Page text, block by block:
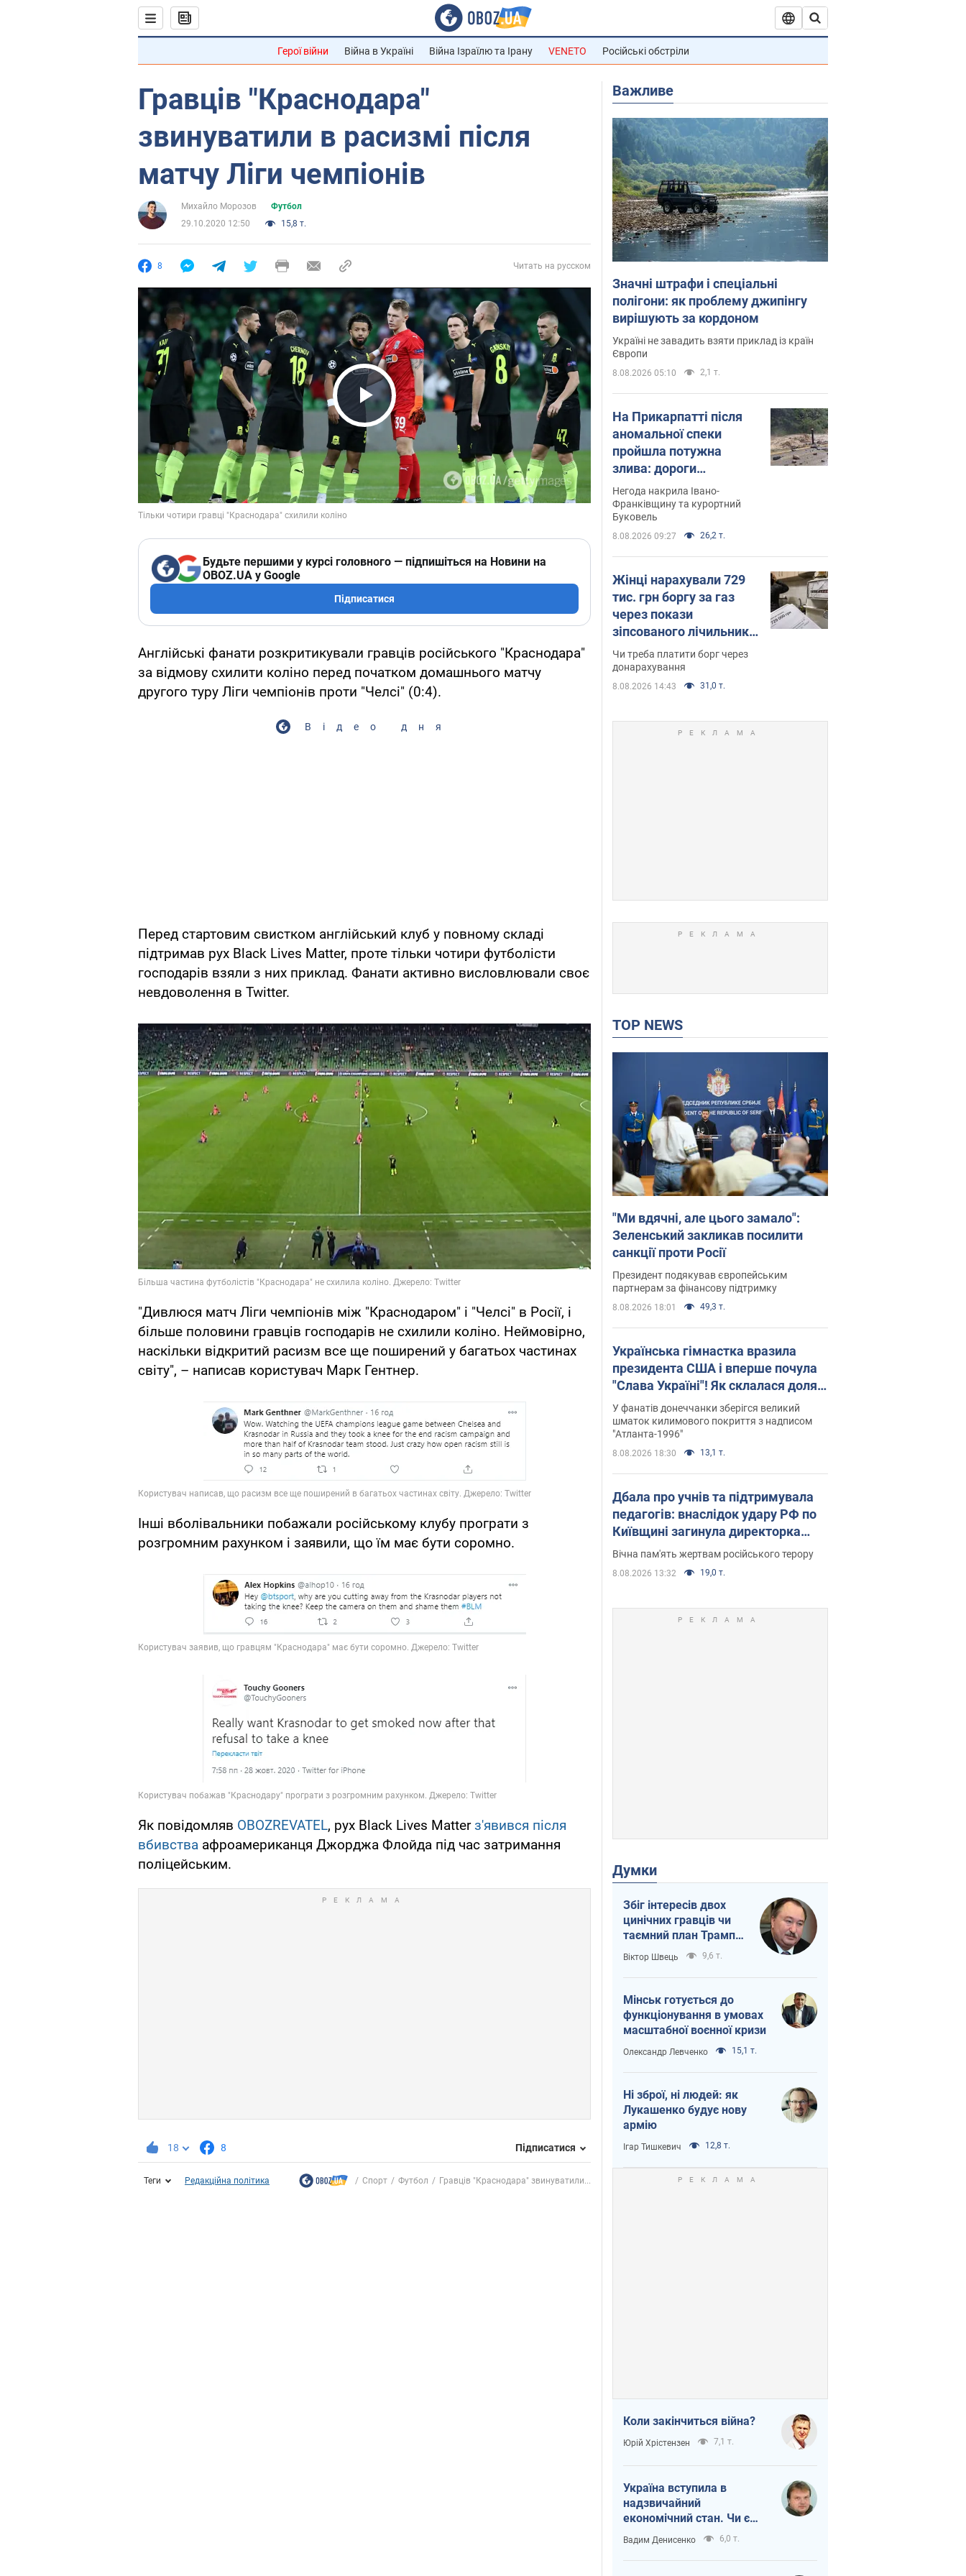
Герої війни Війна в Україні Війна Ізраїлю та Ірану VENETO Російські обстріли
Гравців "Краснодара"
звинуватили в расизмі після
матчу Ліги чемпіонів
Михайло Морозов
Футбол
29.10.2020 12:50
15,8 т.
8 Читать на русском
Play Video
Будьте першими у курсі головного — підпишіться на Новини на
OBOZ.UA у Google
Підписатися
Англійські фанати розкритикували гравців російського "Краснодара"
за відмову схилити коліно перед початком домашнього матчу
другого туру Ліги чемпіонів проти "Челсі" (0:4).
Відео дня
Перед стартовим свистком англійський клуб у повному складі
підтримав рух Black Lives Matter, проте тільки чотири футболісти
господарів взяли з них приклад. Фанати активно висловлювали своє
невдоволення в Twitter.
"Дивлюся матч Ліги чемпіонів між "Краснодаром" і "Челсі" в Росії, і
більше половини гравців господарів не схилили коліно. Неймовірно,
наскільки відкритий расизм все ще поширений у багатьох частинах
світу", – написав користувач Марк Гентнер.
Інші вболівальники побажали російському клубу програти з
розгромним рахунком і заявили, що їм має бути соромно.
Як повідомляв OBOZREVATEL, рух Black Lives Matterз'явився після
вбивства афроамериканця Джорджа Флойда під час затримання
поліцейським.
18 8 Підписатися
Теги Редакційна політика Спорт Футбол Гравців "Краснодара" звинуватили...
Важливе
Значні штрафи і спеціальні
полігони: як проблему джипінгу
вирішують за кордоном
Україні не завадить взяти приклад із країн
Європи
8.08.2026 05:10 2,1 т.
На Прикарпатті після
аномальної спеки
пройшла потужна
злива: дороги
перетворились на
річки. Відео
Негода накрила Івано-
Франківщину та курортний
Буковель
8.08.2026 09:27 26,2 т.
Жінці нарахували 729
тис. грн боргу за газ
через покази
зіпсованого лічильника:
суддя ухвалив
неочікуване рішення
Чи треба платити борг через
донарахування
8.08.2026 14:43 31,0 т.
TOP NEWS
"Ми вдячні, але цього замало":
Зеленський закликав посилити
санкції проти Росії
Президент подякував європейським
партнерам за фінансову підтримку
8.08.2026 18:01 49,3 т.
Українська гімнастка вразила
президента США і вперше почула
"Слава Україні"! Як склалася доля
Подкопаєвої, яка 30 років тому
виграла "золото" Олімпіади
У фанатів донеччанки зберігся великий
шматок килимового покриття з надписом
"Атланта-1996"
8.08.2026 18:30 13,1 т.
Дбала про учнів та підтримувала
педагогів: внаслідок удару РФ по
Київщині загинула директорка
київського ліцею, її чоловік та онук
Вічна пам'ять жертвам російського терору
8.08.2026 13:32 19,0 т.
Думки
Збіг інтересів двох
цинічних гравців чи
таємний план Трампа
і Путіна?
Віктор Швець 9,6 т.
Мінськ готується до
функціонування в умовах
масштабної воєнної кризи
Олександр Левченко 15,1 т.
Ні зброї, ні людей: як
Лукашенко будує нову
армію
Ігар Тишкевич 12,8 т.
Коли закінчиться війна?
Юрій Хрістензен 7,1 т.
Україна вступила в
надзвичайний
економічний стан. Чи є
світло вкінці тунелю?
Вадим Денисенко 6,0 т.